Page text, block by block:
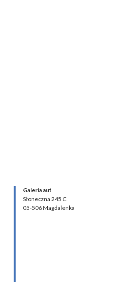
Galeria aut
Słoneczna 245 C
05-506 Magdalenka